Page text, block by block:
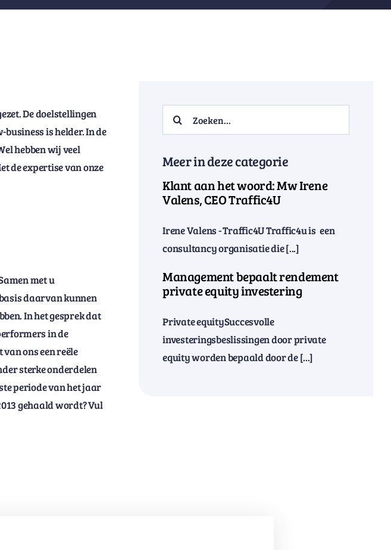
De doelstellingen
is helder. In de
hebben wij veel
de expertise van onze
met u
daarvan kunnen
In het gesprek dat
in de
ons een reële
sterke onderdelen
periode van het jaar
gehaald wordt? Vul
Search
for:
Meer in deze categorie
Klant aan het woord: Mw Irene
Valens, CEO Traffic4U
Irene Valens - Traffic4U Traffic4u is een
consultancy organisatie die [...]
Management bepaalt rendement
private equity investering
Private equitySuccesvolle
investeringsbeslissingen door private
equity worden bepaald door de [...]